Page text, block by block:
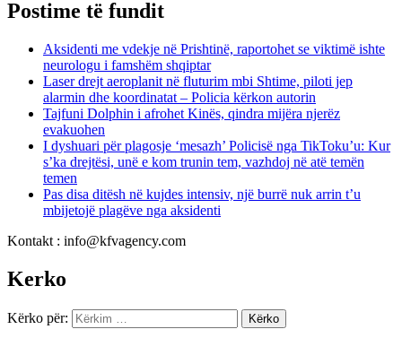
Postime të fundit
Aksidenti me vdekje në Prishtinë, raportohet se viktimë ishte
neurologu i famshëm shqiptar
Laser drejt aeroplanit në fluturim mbi Shtime, piloti jep
alarmin dhe koordinatat – Policia kërkon autorin
Tajfuni Dolphin i afrohet Kinës, qindra mijëra njerëz
evakuohen
I dyshuari për plagosje ‘mesazh’ Policisë nga TikToku’u: Kur
s’ka drejtësi, unë e kom trunin tem, vazhdoj në atë temën
temen
Pas disa ditësh në kujdes intensiv, një burrë nuk arrin t’u
mbijetojë plagëve nga aksidenti
Kontakt : info@kfvagency.com
Kerko
Kërko për: